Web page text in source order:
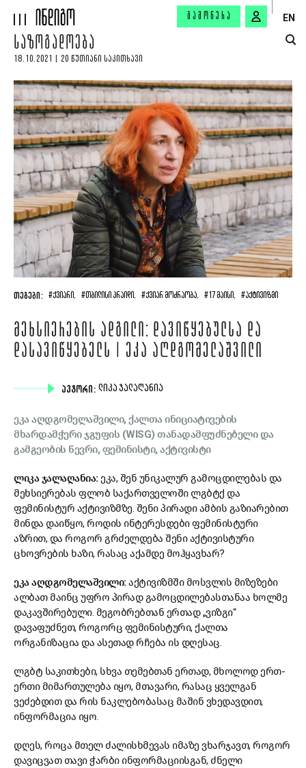
ᲒᲐᲛᲝᲬᲔᲠᲐ EN
ᲡᲐᲖᲝᲒᲐᲓᲝᲔᲑᲐ
18.10.2021 | 20 ᲬᲣᲗᲘᲐᲜᲘ ᲡᲐᲙᲘᲗᲮᲐᲕᲘ
ᲗᲔᲒᲔᲑᲘ: #ᲥᲕᲘᲐᲠᲘ, #ᲗᲑᲘᲚᲘᲡᲘ ᲞᲠᲐᲘᲓᲘ, #ᲥᲕᲘᲐᲠ ᲛᲝᲫᲠᲐᲝᲑᲐ, #17 ᲛᲐᲘᲡᲘ, #ᲐᲥᲢᲘᲕᲘᲖᲛᲘ
ᲛᲔᲮᲡᲘᲔᲠᲔᲑᲘᲡ ᲐᲓᲒᲘᲚᲘ: ᲓᲐᲕᲘᲬᲧᲔᲑᲣᲚᲡᲐ ᲓᲐ
ᲓᲐᲡᲐᲕᲘᲬᲧᲔᲑᲔᲚᲡ | ᲔᲙᲐ ᲐᲦᲓᲒᲝᲛᲔᲚᲐᲨᲕᲘᲚᲘ
ᲐᲕᲢᲝᲠᲘ: ᲚᲘᲙᲐ ᲯᲐᲚᲐᲦᲐᲜᲘᲐ
ეკა აღდგომელაშვილი, ქალთა ინიციატივების
მხარდამჭერი ჯგუფის (WISG) თანადამფუძნებელი და
გამგეობის წევრი, ფემინისტი, აქტივისტი
ლიკა ჯალაღანია: ეკა, შენ უნიკალურ გამოცდილებას და
მეხსიერებას ფლობ საქართველოში ლგბტქ და
ფემინისტურ აქტივიზმზე. შენი პირადი ამბის გაზიარებით
მინდა დაიწყო, როდის ინტერესდები ფემინისტური
აზრით, და როგორ გრძელდება შენი აქტივისტური
ცხოვრების ხაზი, რასაც აქამდე მოჰყავხარ?
ეკა აღდგომელაშვილი: აქტივიზმში მოსვლის მიზეზები
ალბათ მაინც უფრო პირად გამოცდილებასთანაა ხოლმე
დაკავშირებული. მეგობრებთან ერთად „ვიზგი“
დავაფუძნეთ, როგორც ფემინისტური, ქალთა
ორგანიზაცია და ასეთად რჩება ის დღესაც.
ლგბტ საკითხები, სხვა თემებთან ერთად, მხოლოდ ერთ-
ერთი მიმართულება იყო, მთავარი, რასაც ყველგან
ვეძებდით და რის ნაკლებობასაც მაშინ ვხედავდით,
ინფორმაცია იყო.
დღეს, როცა მთელ ძალისხმევას იმაზე ვხარჯავთ, როგორ
დავიცვათ თავი ჭარბი ინფორმაციისგან, ძნელი